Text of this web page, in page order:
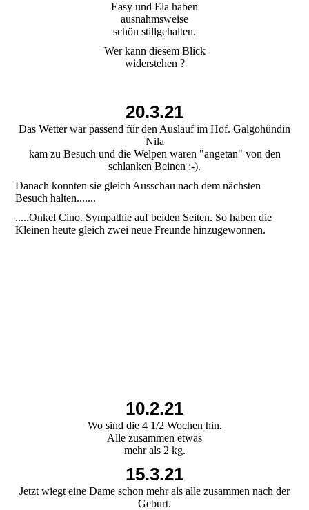
Easy und Ela haben
ausnahmsweise
schön stillgehalten.
Wer kann diesem Blick
widerstehen ?
20.3.21
Das Wetter war passend für den Auslauf im Hof. Galgohündin
Nila
kam zu Besuch und die Welpen waren "angetan" von den
schlanken Beinen ;-).
Danach konnten sie gleich Ausschau nach dem nächsten
Besuch halten.......
.....Onkel Cino. Sympathie auf beiden Seiten. So haben die
Kleinen heute gleich zwei neue Freunde hinzugewonnen.
10.2.21
Wo sind die 4 1/2 Wochen hin.
Alle zusammen etwas
mehr als 2 kg.
15.3.21
Jetzt wiegt eine Dame schon mehr als alle zusammen nach der
Geburt.